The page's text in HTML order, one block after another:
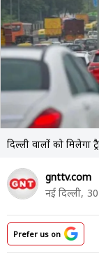
दिल्ली वालों को मिलेगा
gnttv.com
नई दिल्ली,
Prefer us on